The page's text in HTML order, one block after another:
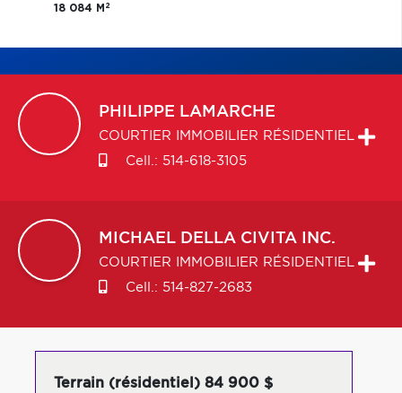
18 084 M 2
PHILIPPE LAMARCHE
COURTIER IMMOBILIER RÉSIDENTIEL
Cell.: 514-618-3105
MICHAEL DELLA CIVITA INC.
COURTIER IMMOBILIER RÉSIDENTIEL
Cell.: 514-827-2683
Terrain (résidentiel) 84 900 $